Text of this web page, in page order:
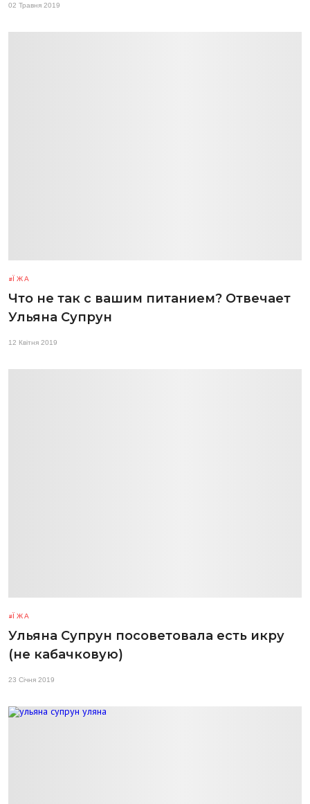
02 Травня 2019
ЇЖА
Что не так с вашим питанием? Отвечает
Ульяна Супрун
12 Квітня 2019
ЇЖА
Ульяна Супрун посоветовала есть икру
(не кабачковую)
23 Січня 2019